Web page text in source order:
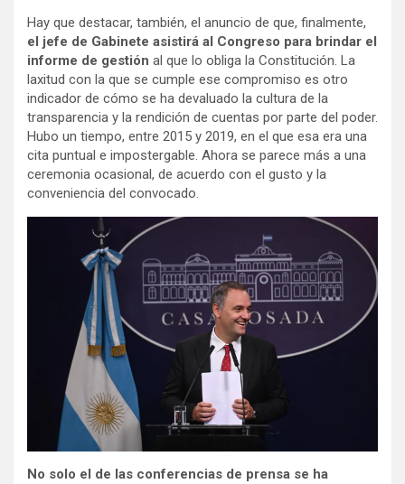
Hay que destacar, también, el anuncio de que, finalmente,
el jefe de Gabinete asistirá al Congreso para brindar el
informe de gestión al que lo obliga la Constitución. La
laxitud con la que se cumple ese compromiso es otro
indicador de cómo se ha devaluado la cultura de la
transparencia y la rendición de cuentas por parte del poder.
Hubo un tiempo, entre 2015 y 2019, en el que esa era una
cita puntual e impostergable. Ahora se parece más a una
ceremonia ocasional, de acuerdo con el gusto y la
conveniencia del convocado.
No solo el de las conferencias de prensa se ha